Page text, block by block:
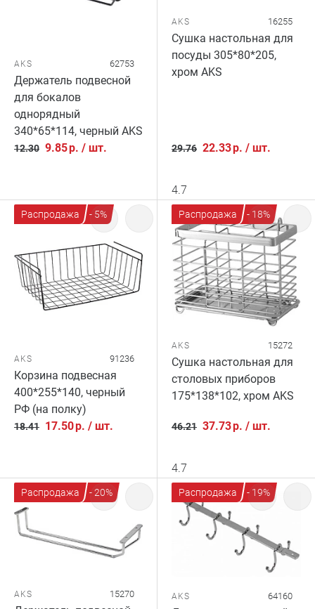
AKS 62753
Держатель подвесной
для бокалов
однорядный
340*65*114, черный AKS
12.30 9.85р. / шт.
AKS 16255
Сушка настольная для
посуды 305*80*205,
хром AKS
29.76 22.33р. / шт.
4.7
Распродажа - 5%
AKS 91236
Корзина подвесная
400*255*140, черный
РФ (на полку)
18.41 17.50р. / шт.
Распродажа - 18%
AKS 15272
Сушка настольная для
столовых приборов
175*138*102, хром AKS
46.21 37.73р. / шт.
4.7
Распродажа - 20%
AKS 15270
Распродажа - 19%
AKS 64160